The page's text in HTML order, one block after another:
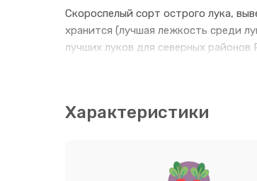
Скороспелый сорт острого лука,
хранится (лучшая лежкость среди
лучших луков для северных районов
присуждена золотая медаль на
Характеристики